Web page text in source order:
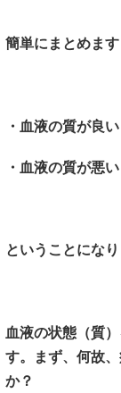
簡単にまとめます
・血液の質が良い
・血液の質が悪い
ということになり
血液の状態（質
す。まず、何故
か？